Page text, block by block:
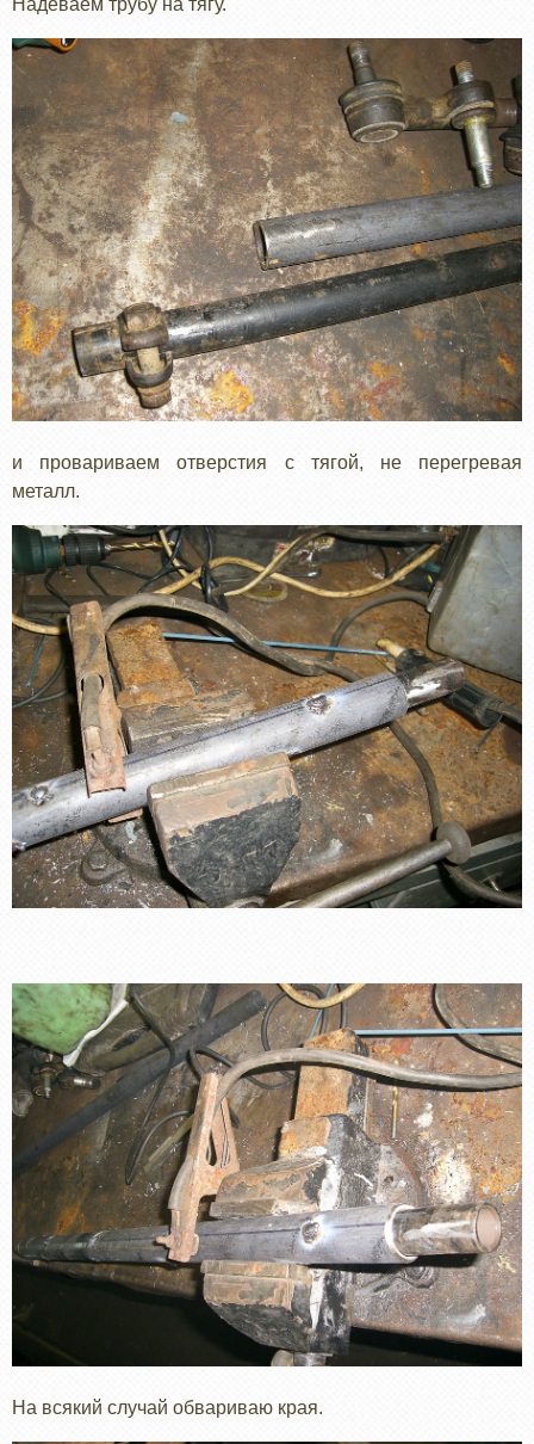
и провариваем отверстия с тягой, не перегревая
металл.
На всякий случай обвариваю края.